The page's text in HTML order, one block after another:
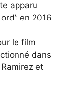
apparu
en 2016.
le film
dans
et